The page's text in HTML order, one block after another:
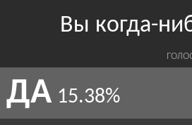
Вы когда-
ДА 15.38%